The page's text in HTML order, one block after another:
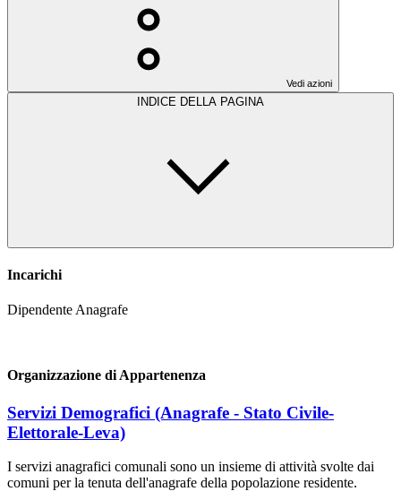
Vedi azioni
INDICE DELLA PAGINA
Incarichi
Dipendente Anagrafe
Organizzazione di Appartenenza
Servizi Demografici (Anagrafe - Stato Civile-
Elettorale-Leva)
I servizi anagrafici comunali sono un insieme di attività svolte dai
comuni per la tenuta dell'anagrafe della popolazione residente.